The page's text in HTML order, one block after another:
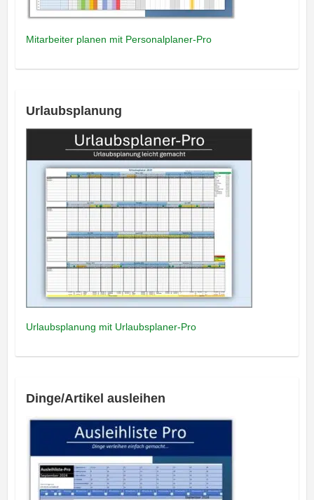
Mitarbeiter planen mit Personalplaner-Pro
Urlaubsplanung
Urlaubsplanung mit Urlaubsplaner-Pro
Dinge/Artikel ausleihen